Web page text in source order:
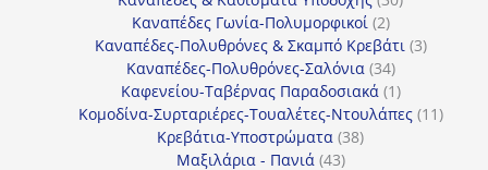
Καναπέδες Γωνία-Πολυμορφικοί 22
προϊόντα
Καναπέδες-Πολυθρόνες & Σκαμπό Κρεβάτι 33
Καναπέδες-Πολυθρόνες-Σαλόνια 3434
προϊόντα
Καφενείου-Ταβέρνας Παραδοσιακά 11
προϊόν
Κομοδίνα-Συρταριέρες-Τουαλέτες-Ντουλάπες 1111
Κρεβάτια-Υποστρώματα 3838
Μαξιλάρια - Πανιά 4343